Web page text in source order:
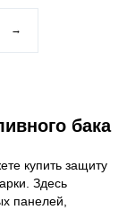
→
бака
купить защиту
Здесь
панелей,